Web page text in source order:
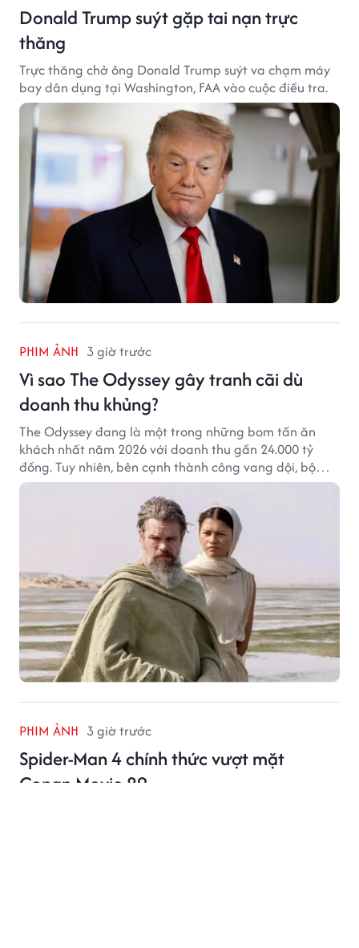
Donald Trump suýt gặp tai nạn trực
thăng
Trực thăng chở ông Donald Trump suýt va chạm máy
bay dân dụng tại Washington, FAA vào cuộc điều tra.
PHIM ẢNH 3 giờ trước
Vì sao The Odyssey gây tranh cãi dù
doanh thu khủng?
The Odyssey đang là một trong những bom tấn ăn
khách nhất năm 2026 với doanh thu gần 24.000 tỷ
đồng. Tuy nhiên, bên cạnh thành công vang dội, bộ
phim của Christopher Nolan cũng vấp phải không ít
tranh cãi từ khán giả.
PHIM ẢNH 3 giờ trước
Spider-Man 4 chính thức vượt mặt
Conan Movie 29